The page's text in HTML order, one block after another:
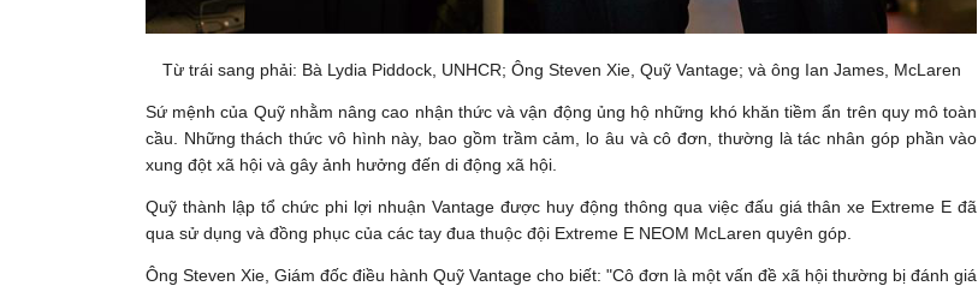
Từ trái sang phải: Bà Lydia Piddock, UNHCR; Ông Steven Xie, Quỹ Vantage; và ông Ian James, McLaren
Sứ mệnh của Quỹ nhằm nâng cao nhận thức và vận động ủng hộ những khó khăn tiềm ẩn trên quy mô toàn
cầu. Những thách thức vô hình này, bao gồm trầm cảm, lo âu và cô đơn, thường là tác nhân góp phần vào
xung đột xã hội và gây ảnh hưởng đến di động xã hội.
Quỹ thành lập tổ chức phi lợi nhuận Vantage được huy động thông qua việc đấu giá thân xe Extreme E đã
qua sử dụng và đồng phục của các tay đua thuộc đội Extreme E NEOM McLaren quyên góp.
Ông Steven Xie, Giám đốc điều hành Quỹ Vantage cho biết: "Cô đơn là một vấn đề xã hội thường bị đánh giá